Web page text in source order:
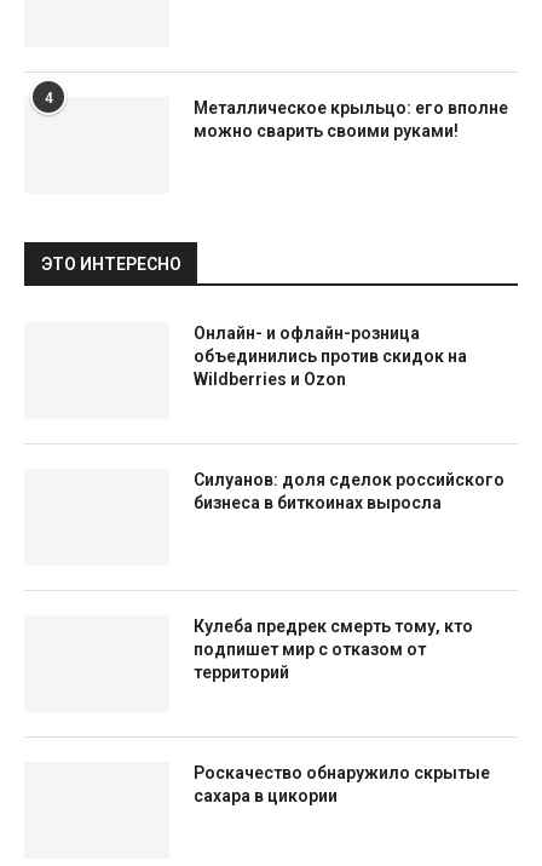
4
Металлическое крыльцо: его вполне
можно сварить своими руками!
ЭТО ИНТЕРЕСНО
Онлайн- и офлайн-розница
объединились против скидок на
Wildberries и Ozon
Силуанов: доля сделок российского
бизнеса в биткоинах выросла
Кулеба предрек смерть тому, кто
подпишет мир с отказом от
территорий
Роскачество обнаружило скрытые
сахара в цикории